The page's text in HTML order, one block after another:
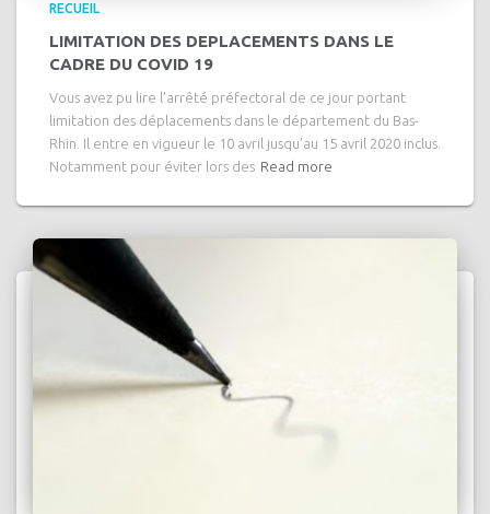
RECUEIL
LIMITATION DES DEPLACEMENTS DANS LE
CADRE DU COVID 19
Vous avez pu lire l’arrêté préfectoral de ce jour portant
limitation des déplacements dans le département du Bas-
Rhin. Il entre en vigueur le 10 avril jusqu’au 15 avril 2020 inclus.
Notamment pour éviter lors des Read more